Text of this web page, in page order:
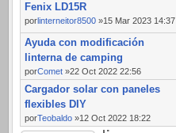
Fenix LD15R
porlinterneitor8500 »15 Mar 2023 14:37
Ayuda con modificación
linterna de camping
porComet »22 Oct 2022 22:56
Cargador solar con paneles
flexibles DIY
porTeobaldo »12 Oct 2022 18:22